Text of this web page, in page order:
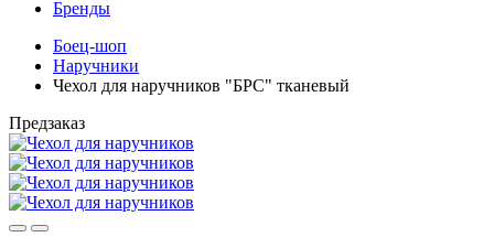
Бренды
Боец-шоп
Наручники
Чехол для наручников "БРС" тканевый
Предзаказ